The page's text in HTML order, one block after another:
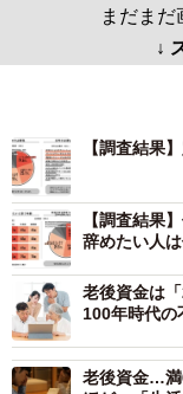
まだまだ
↓
【調査結果
【調査結果
辞めたい人
老後資金は
100年時代の
老後資金…満